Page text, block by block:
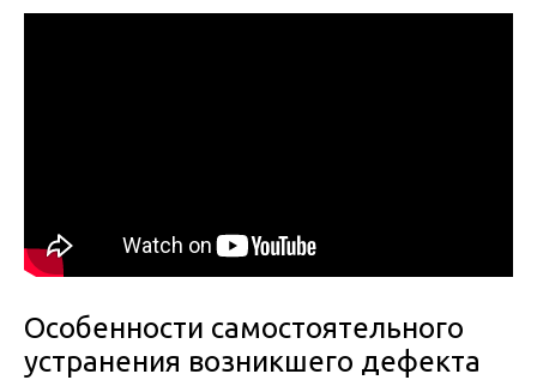
Особенности самостоятельного
устранения возникшего дефекта